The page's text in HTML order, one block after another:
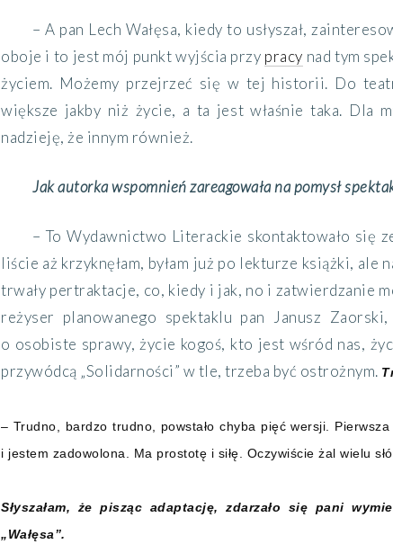
– A pan Lech Wałęsa, kiedy to usłyszał,
oboje i to jest mój punkt wyjścia przy pracy nad tym
życiem. Możemy przejrzeć się w tej historii. Do
większe jakby niż życie, a ta jest właśnie taka. Dla
nadzieję, że innym również.
Jak autorka wspomnień zareagowała na pomysł
– To Wydawnictwo Literackie skontaktowało się
liście aż krzyknęłam, byłam już po lekturze książki, ale
trwały pertraktacje, co, kiedy i jak, no i zatwierdzanie
reżyser planowanego spektaklu pan Janusz
o osobiste sprawy, życie kogoś, kto jest wśród nas,
przywódcą „Solidarności” w tle, trzeba być ostrożnym.
– Trudno, bardzo trudno, powstało chyba pięć wersji.
i jestem zadowolona. Ma prostotę i siłę. Oczywiście żal wielu
Słyszałam, że pisząc adaptację, zdarzało się pani
„Wałęsa”.